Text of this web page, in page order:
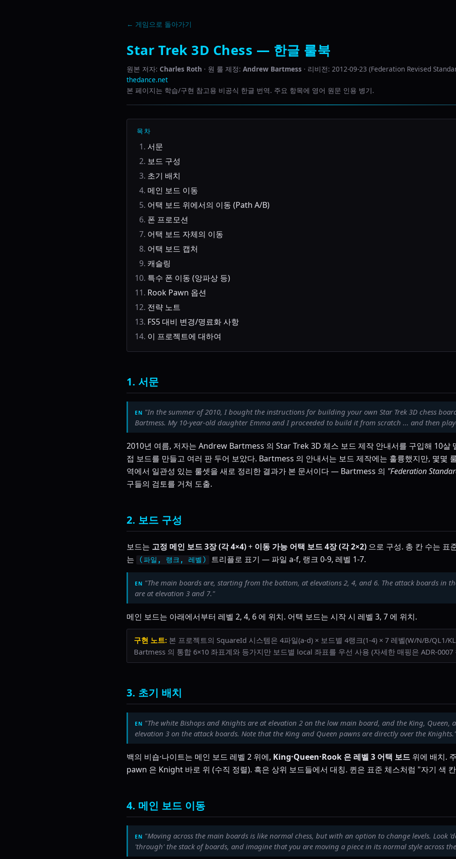
← 게임으로 돌아가기
Star Trek 3D Chess — 한글 룰북
원본 저자: Charles Roth · 원 룰 제정: Andrew Bartmess · 리비전: 2012-09-23 (Federation Revised
thedance.net
본 페이지는 학습/구현 참고용 비공식 한글 번역. 주요 항목에 영어 원문 인용 병기.
목차
서문
보드 구성
초기 배치
메인 보드 이동
어택 보드 위에서의 이동 (Path A/B)
폰 프로모션
어택 보드 자체의 이동
어택 보드 캡처
캐슬링
특수 폰 이동 (앙파상 등)
Rook Pawn 옵션
전략 노트
FS5 대비 변경/명료화 사항
이 프로젝트에 대하여
1. 서문
"In the summer of 2010, I bought the instructions for building your own Star Trek 3D chess
Bartmess. My 10-year-old daughter Emma and I proceeded to build it from scratch ... and then
2010년 여름, 저자는 Andrew Bartmess 의 Star Trek 3D 체스 보드 제작 안내서를 구입해 10살
접 보드를 만들고 여러 판 두어 보았다. Bartmess 의 안내서는 보드 제작에는 훌륭했지만, 몇몇
역에서 일관성 있는 룰셋을 새로 정리한 결과가 본 문서이다 — Bartmess 의 "Federation
구들의 검토를 거쳐 도출.
2. 보드 구성
보드는 고정 메인 보드 3장 (각 4×4)+ 이동 가능 어택 보드 4장 (각 2×2) 으로 구성. 총 칸 수는 표
는
(파일, 랭크, 레벨) 트리플로 표기 — 파일 a-f, 랭크 0-9, 레벨 1-7.
"The main boards are, starting from the bottom, at elevations 2, 4, and 6. The attack boards in
are at elevation 3 and 7."
메인 보드는 아래에서부터 레벨 2, 4, 6 에 위치. 어택 보드는 시작 시 레벨 3, 7 에 위치.
구현 노트: 본 프로젝트의 SquareId 시스템은 4파일(a-d) × 보드별 4랭크(1-4) × 7 레벨(W/N/B/QL1/
Bartmess 의 통합 6×10 좌표계와 등가지만 보드별 local 좌표를 우선 사용 (자세한 매핑은 ADR-0007
3. 초기 배치
"The white Bishops and Knights are at elevation 2 on the low main board, and the King, Queen,
elevation 3 on the attack boards. Note that the King and Queen pawns are directly over the
백의 비숍·나이트는 메인 보드 레벨 2 위에, King·Queen·Rook 은 레벨 3 어택 보드 위에 배치.
pawn 은 Knight 바로 위 (수직 정렬). 흑은 상위 보드들에서 대칭. 퀸은 표준 체스처럼 "자기 색
4. 메인 보드 이동
"Moving across the main boards is like normal chess, but with an option to change levels. Look
'through' the stack of boards, and imagine that you are moving a piece in its normal style across